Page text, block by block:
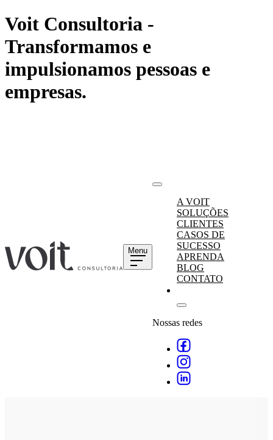
Voit Consultoria -
Transformamos e
impulsionamos pessoas e
empresas.
Menu
A VOIT
SOLUÇÕES
CLIENTES
CASOS DE
SUCESSO
APRENDA
BLOG
CONTATO
Nossas redes